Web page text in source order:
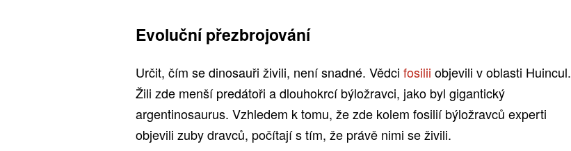
Evoluční přezbrojování
Určit, čím se dinosauři živili, není snadné. Vědci fosilii objevili v oblasti Huincul.
Žili zde menší predátoři a dlouhokrcí býložravci, jako byl gigantický
argentinosaurus. Vzhledem k tomu, že zde kolem fosilií býložravců experti
objevili zuby dravců, počítají s tím, že právě nimi se živili.